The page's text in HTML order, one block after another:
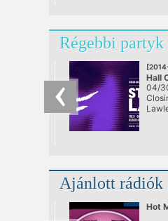
Régebbi partyk
Hall
@
04/
Ajánlott rádiók
Hot